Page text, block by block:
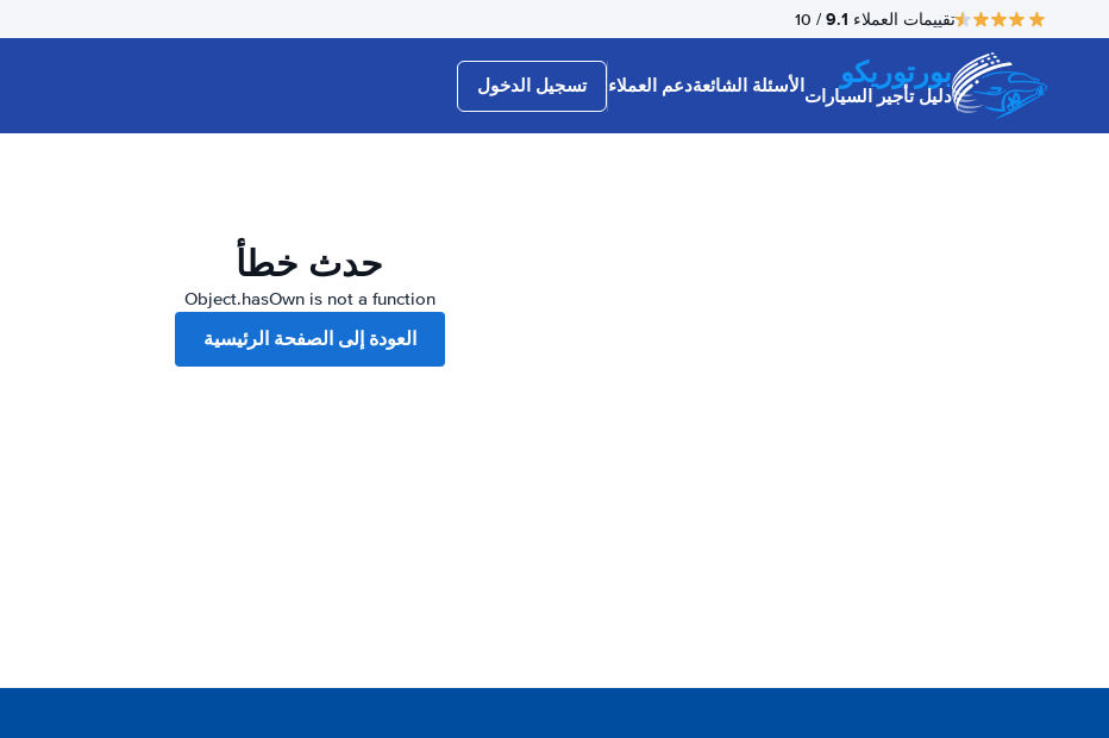
تقييمات العملاء 9.1
/ 10
بورتوريكو
دليل تأجير السياراتالأسئلة الشائعةدعم العملاء تسجيل الدخول
حدث خطأ
Object.hasOwn is not a function
العودة إلى الصفحة الرئيسية